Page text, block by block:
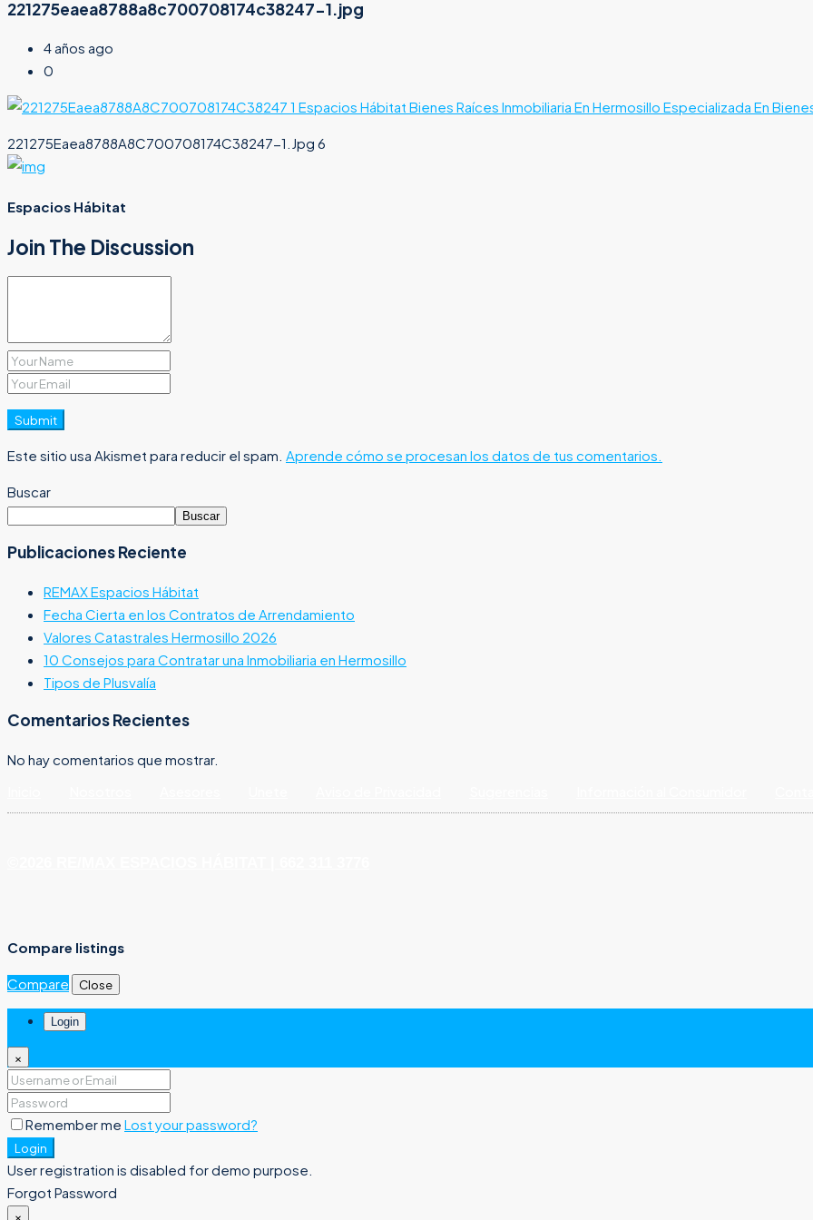
221275eaea8788a8c700708174c38247-1.jpg
4 años ago
0
221275Eaea8788A8C700708174C38247-1.Jpg 6
Espacios Hábitat
Join The Discussion
Submit
Este sitio usa Akismet para reducir el spam. Aprende cómo se procesan los datos de tus comentarios.
Buscar
Buscar
Publicaciones Reciente
REMAX Espacios Hábitat
Fecha Cierta en los Contratos de Arrendamiento
Valores Catastrales Hermosillo 2026
10 Consejos para Contratar una Inmobiliaria en Hermosillo
Tipos de Plusvalía
Comentarios Recientes
No hay comentarios que mostrar.
Compare listings
Compare Close
Login
×
Remember me Lost your password?
Login
User registration is disabled for demo purpose.
Forgot Password
×